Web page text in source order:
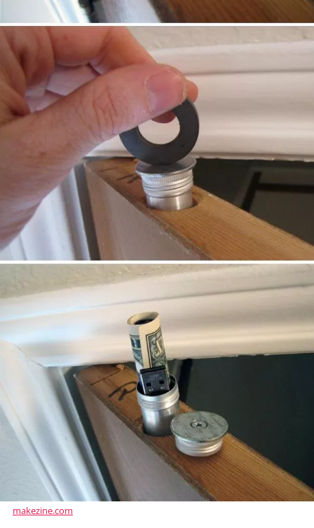
makezine.com